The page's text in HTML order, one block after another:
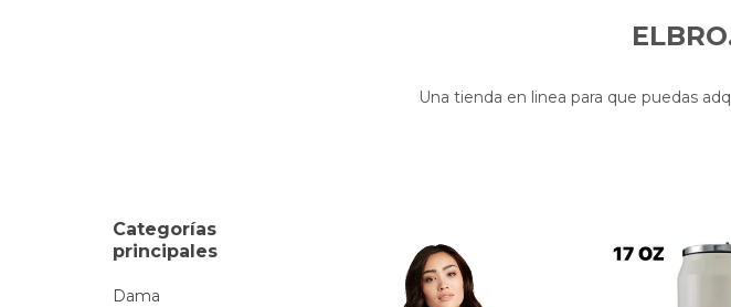
Una tienda en linea para que puedas
Categorías
principales
Dama